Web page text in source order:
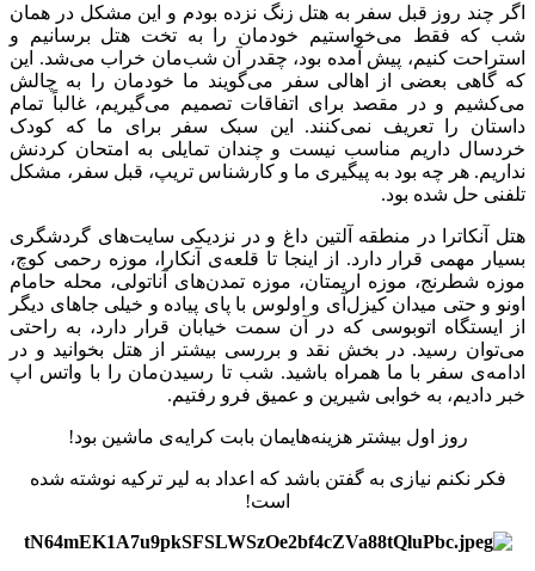
اگر چند روز قبل سفر به هتل زنگ نزده بودم و این مشکل در همان
شب که فقط می‌خواستیم خودمان را به تخت هتل برسانیم و
استراحت کنیم، پیش آمده بود، چقدر آن شب‌مان خراب می‌شد. این
که گاهی بعضی از اهالی سفر می‌گویند ما خودمان را به چالش
می‌کشیم و در مقصد برای اتفاقات تصمیم می‌گیریم، غالباً تمام
داستان را تعریف نمی‌کنند. این سبک سفر برای ما که کودک
خردسال داریم مناسب نیست و چندان تمایلی به امتحان کردنش
نداریم. هر چه بود به پیگیری ما و کارشناس تریپ، قبل سفر، مشکل
تلفنی حل شده بود.
هتل آنکاترا در منطقه آلتین داغ و در نزدیکی سایت‌های گردشگری
بسیار مهمی قرار دارد. از اینجا تا قلعه‌ی آنکارا، موزه‌ رحمی کوچ،
موزه شطرنج، موزه‌ اریمتان، موزه تمدن‌های آناتولی، محله حامام
اونو و حتی میدان کیزل‌آی و اولوس با پای پیاده و خیلی جاهای دیگر
از ایستگاه اتوبوسی که در آن سمت خیابان قرار دارد، به راحتی
می‌توان رسید. در بخش نقد و بررسی بیشتر از هتل بخوانید و در
ادامه‌ی سفر با ما همراه باشید. شب تا رسیدن‌مان را با واتس اپ
خبر دادیم، به خوابی شیرین و عمیق فرو رفتیم.
روز اول بیشتر هزینه‌هایمان بابت کرایه‌ی ماشین بود!
فکر نکنم نیازی به گفتن باشد که اعداد به لیر ترکیه نوشته شده
است!